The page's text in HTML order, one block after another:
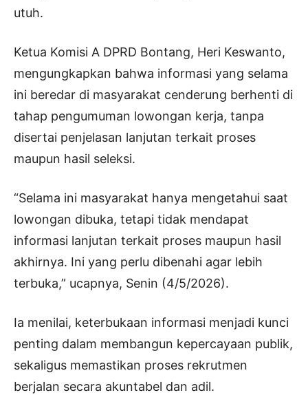
utuh.
Ketua Komisi A DPRD Bontang, Heri Keswanto,
mengungkapkan bahwa informasi yang selama
ini beredar di masyarakat cenderung berhenti di
tahap pengumuman lowongan kerja, tanpa
disertai penjelasan lanjutan terkait proses
maupun hasil seleksi.
“Selama ini masyarakat hanya mengetahui saat
lowongan dibuka, tetapi tidak mendapat
informasi lanjutan terkait proses maupun hasil
akhirnya. Ini yang perlu dibenahi agar lebih
terbuka,” ucapnya, Senin (4/5/2026).
Ia menilai, keterbukaan informasi menjadi kunci
penting dalam membangun kepercayaan publik,
sekaligus memastikan proses rekrutmen
berjalan secara akuntabel dan adil.